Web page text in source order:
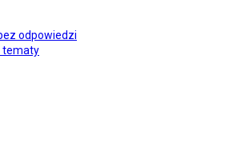
odpowiedzi
tematy